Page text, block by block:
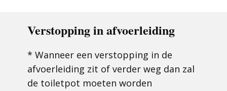
Verstopping in afvoerleiding
* Wanneer een verstopping in de
afvoerleiding zit of verder weg dan zal
de toiletpot moeten worden